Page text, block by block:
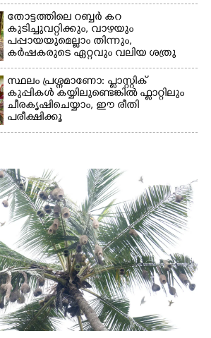
തോട്ടത്തിലെ റബ്ബർ കറ
കുടിച്ചുവറ്റിക്കും, വാഴയും
പപ്പായയുമെല്ലാം തിന്നും,
കർഷകരുടെ ഏറ്റവും വലിയ ശത്രു
സ്ഥലം പ്രശ്നമാണോ: പ്ലാസ്റ്റിക്
കുപ്പികൾ കയ്യിലുണ്ടെങ്കിൽ ഫ്ലാറ്റിലും
ചീരകൃഷിചെയ്യാം, ഈ രീതി
പരീക്ഷിക്കൂ